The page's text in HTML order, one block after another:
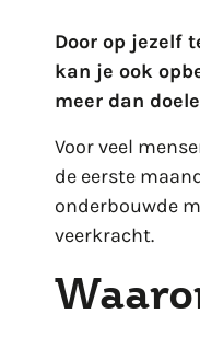
Door op jezelf
kan je ook
meer dan
Voor veel
de eerste
onderbouwde
veerkracht.